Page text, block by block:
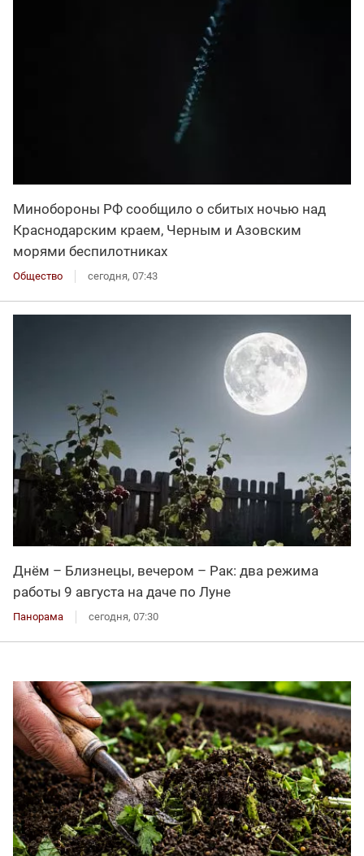
Минобороны РФ сообщило о сбитых ночью над
Краснодарским краем, Черным и Азовским
морями беспилотниках
Общество сегодня, 07:43
Днём – Близнецы, вечером – Рак: два режима
работы 9 августа на даче по Луне
Панорама сегодня, 07:30